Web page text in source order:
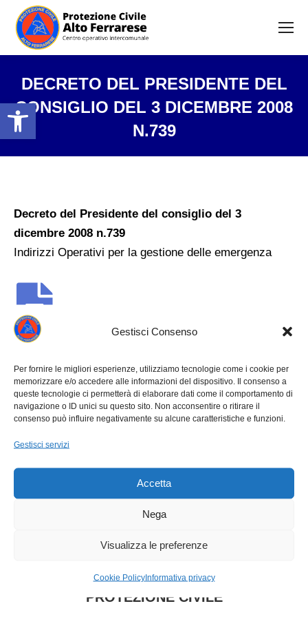
Open toolbar
Gestisci Consenso
Per fornire le migliori esperienze, utilizziamo tecnologie come i cookie per
memorizzare e/o accedere alle informazioni del dispositivo. Il consenso a
queste tecnologie ci permetterà di elaborare dati come il comportamento di
navigazione o ID unici su questo sito. Non acconsentire o ritirare il
consenso può influire negativamente su alcune caratteristiche e funzioni.
Gestisci servizi
Accetta
Nega
Visualizza le preferenze
Cookie PolicyInformativa privacy
DECRETO DEL PRESIDENTE DEL
CONSIGLIO DEL 3 DICEMBRE 2008
N.739
Decreto del Presidente del consiglio del 3
dicembre 2008 n.739
Indirizzi Operativi per la gestione delle emergenza
Naviga
tra
i
post
PRECEDENTE
precedente:
“Organizzazione del dipartimento della
Protezione Civile”
Prossimo
IL SISTEMA DI COMUNICAZIONE
ALL’INTERNO DEL NUOVO PIANO DI
PROTEZIONE CIVILE